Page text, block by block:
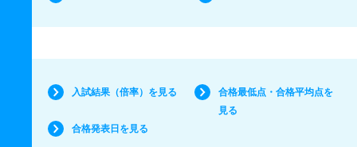
入試結果（倍率）を見る
合格最低点・合格平均点を
見る
合格発表日を見る